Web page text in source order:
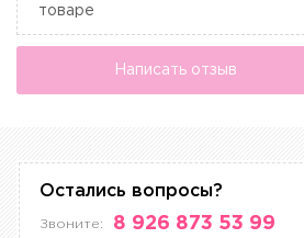
товаре
Написать отзыв
Остались вопросы?
Звоните: 8 926 873 53 99